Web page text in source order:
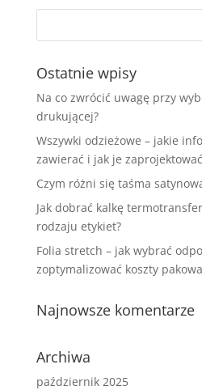
Ostatnie wpisy
Na co zwrócić uwagę przy
drukującej?
Wszywki odzieżowe – jakie
zawierać i jak je
Czym różni się taśma
Jak dobrać kalkę
rodzaju etykiet?
Folia stretch – jak wybrać
zoptymalizować koszty
Najnowsze komentarze
Archiwa
październik 2025